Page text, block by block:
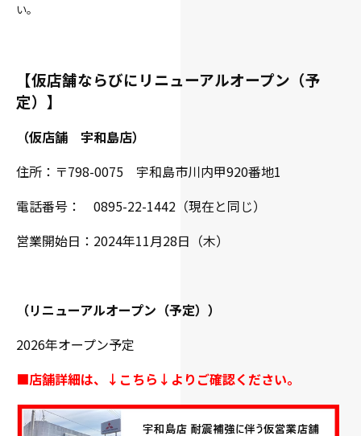
い。
【仮店舗ならびにリニューアルオープン（予
定）】
（仮店舗 宇和島店）
住所：〒798-0075 宇和島市川内甲920番地1
電話番号：
0895-22-1442（現在と同じ）
営業開始日：2024年11月28日（木）
（リニューアルオープン（予定））
2026年オープン予定
■店舗詳細は、↓こちら↓よりご確認ください。